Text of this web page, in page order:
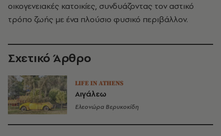
οικογενειακές κατοικίες, συνδυάζοντας τον αστικό
τρόπο ζωής με ένα πλούσιο φυσικό περιβάλλον.
Σχετικό Άρθρο
LIFE IN ATHENS
Αιγάλεω
Ελεονώρα Βερυκοκίδη